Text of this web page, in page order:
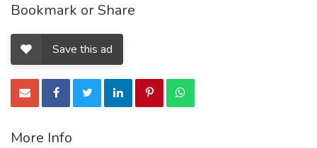
Bookmark or Share
Save this ad
More Info